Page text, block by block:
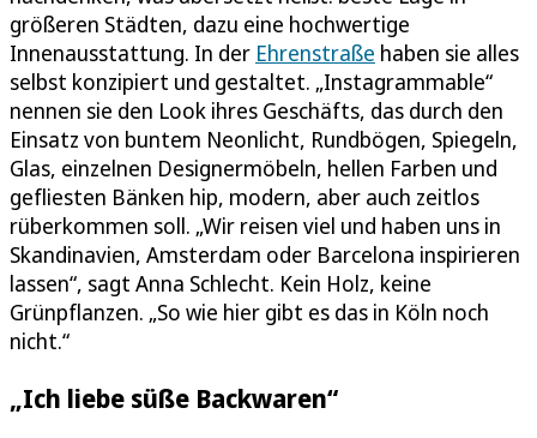
größeren Städten, dazu eine hochwertige
Innenausstattung. In der Ehrenstraße haben sie alles
selbst konzipiert und gestaltet. „Instagrammable“
nennen sie den Look ihres Geschäfts, das durch den
Einsatz von buntem Neonlicht, Rundbögen, Spiegeln,
Glas, einzelnen Designermöbeln, hellen Farben und
gefliesten Bänken hip, modern, aber auch zeitlos
rüberkommen soll. „Wir reisen viel und haben uns in
Skandinavien, Amsterdam oder Barcelona inspirieren
lassen“, sagt Anna Schlecht. Kein Holz, keine
Grünpflanzen. „So wie hier gibt es das in Köln noch
nicht.“
„Ich liebe süße Backwaren“